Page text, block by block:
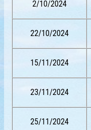
2/10/2024
22/10/2024
15/11/2024
23/11/2024
25/11/2024